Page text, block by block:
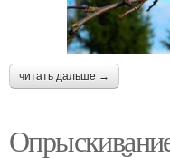
читать дальше →